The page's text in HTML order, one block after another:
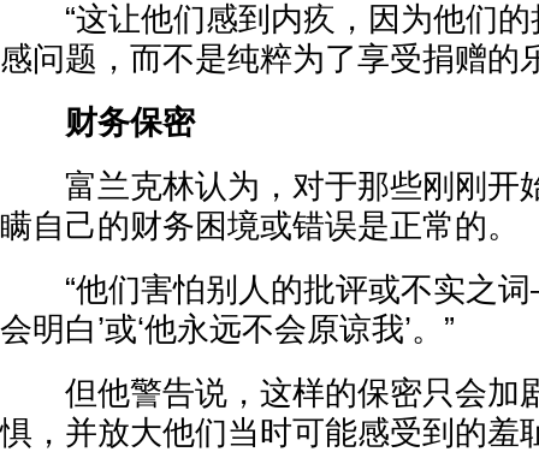
“这让他们感到内疚，因为他们的
感问题，而不是纯粹为了享受捐赠的
财务保密
富兰克林认为，对于那些刚刚开
瞒自己的财务困境或错误是正常的。
“他们害怕别人的批评或不实之
会明白’或‘他永远不会原谅我’。”
但他警告说，这样的保密只会加
惧，并放大他们当时可能感受到的羞